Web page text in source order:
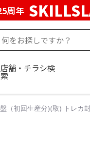
周年
店舗・チラシ検
索
（初回生産分)(取) トレカ